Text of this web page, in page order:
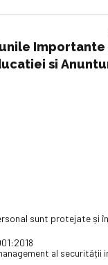
Importante
si
sunt protejate și
al securității